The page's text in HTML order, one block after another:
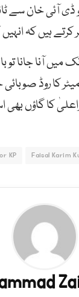
ڈی آئی خان سے
ہیں کہ انہیں
میں آنا جانا
کا روڈ
کا گاؤں بھی
Faisal Karim
KP